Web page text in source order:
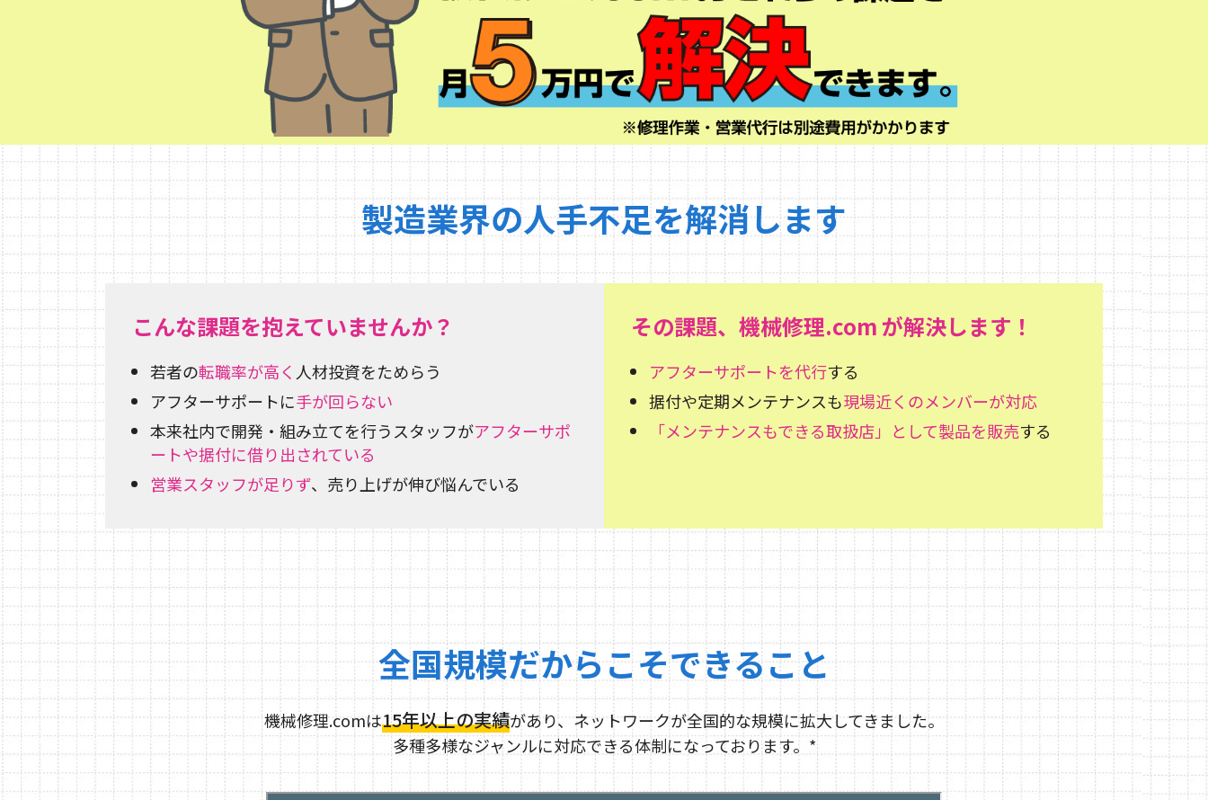
製造業界の人手不足を解消します
こんな課題を抱えていませんか？
若者の転職率が高く 人材投資をためらう
アフターサポートに手が回らない
本来社内で開発・組み立てを行うスタッフがアフターサポ
ートや据付に借り出されている
営業スタッフが足りず、売り上げが伸び悩んでいる
その課題、機械修理.com が解決します！
アフターサポートを代行する
据付や定期メンテナンスも現場近くのメンバーが対応
「メンテナンスもできる取扱店」として製品を販売する
全国規模だからこそできること
機械修理.comは15年以上の実績があり、ネットワークが全国的な規模に拡大してきました。
多種多様なジャンルに対応できる体制になっております。*